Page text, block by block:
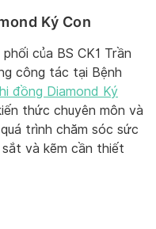
Ký Con
của BS CK1 Trần
công tác tại Bệnh
đồng Diamond Ký
thức chuyên môn và
trình chăm sóc sức
và kẽm cần thiết